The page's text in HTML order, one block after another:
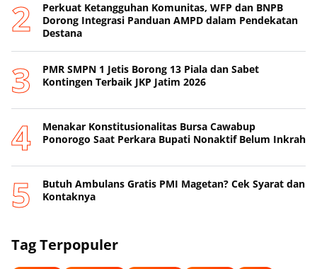
Perkuat Ketangguhan Komunitas, WFP dan BNPB
Dorong Integrasi Panduan AMPD dalam Pendekatan
Destana
PMR SMPN 1 Jetis Borong 13 Piala dan Sabet
Kontingen Terbaik JKP Jatim 2026
Menakar Konstitusionalitas Bursa Cawabup
Ponorogo Saat Perkara Bupati Nonaktif Belum Inkrah
Butuh Ambulans Gratis PMI Magetan? Cek Syarat dan
Kontaknya
Tag Terpopuler